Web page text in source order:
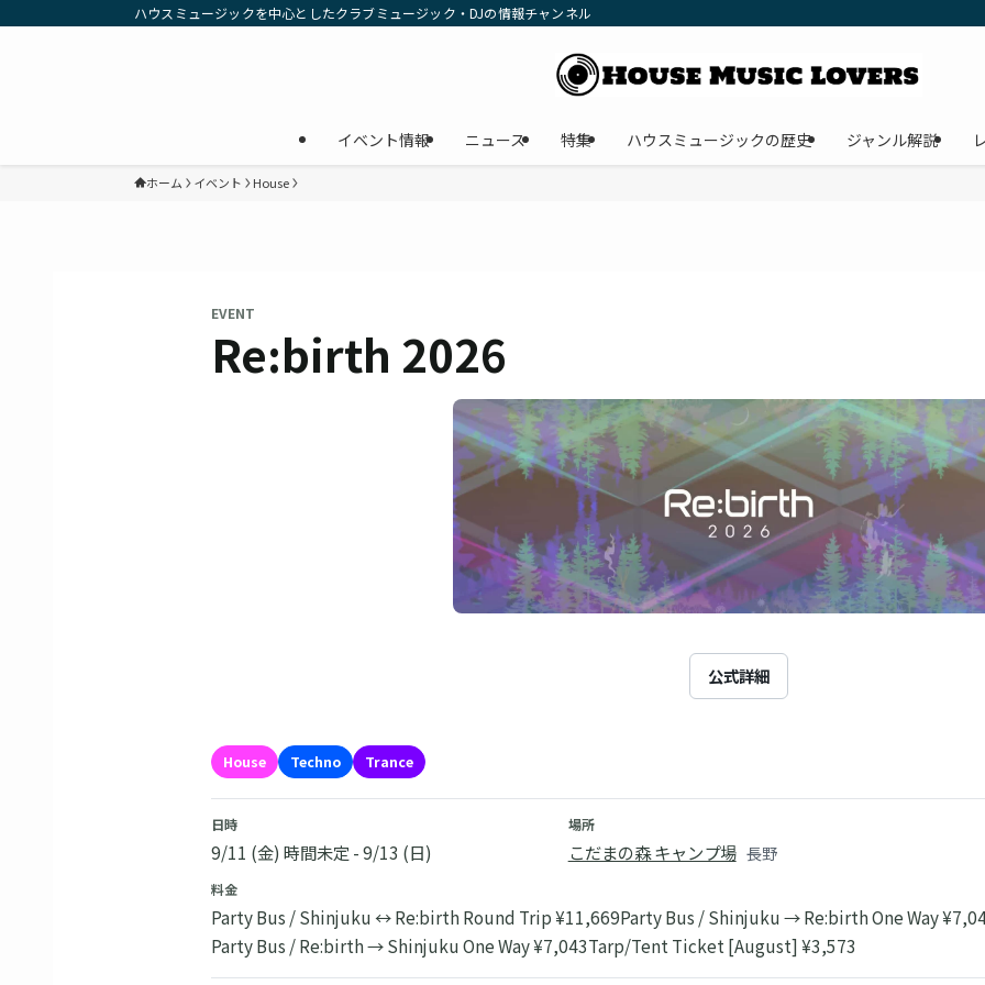
ハウスミュージックを中心としたクラブミュージック・DJの情報チャンネル
イベント情報 ニュース 特集 ハウスミュージックの歴史 ジャンル解説
ホーム イベント House
EVENT
Re:birth 2026
公式詳細
House Techno Trance
日時
9/11 (金) 時間未定 - 9/13 (日)
場所
こだまの森 キャンプ場 長野
料金
Party Bus / Shinjuku ↔ Re:birth Round Trip ¥11,669Party Bus / Shinjuku → Re:birth One Way
Party Bus / Re:birth → Shinjuku One Way ¥7,043Tarp/Tent Ticket [August] ¥3,573